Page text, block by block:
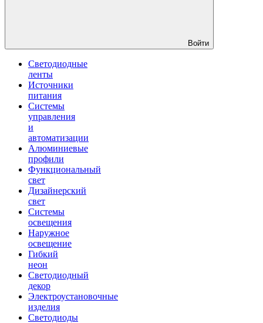
Войти
Светодиодные
ленты
Источники
питания
Системы
управления
и
автоматизации
Алюминиевые
профили
Функциональный
свет
Дизайнерский
свет
Системы
освещения
Наружное
освещение
Гибкий
неон
Светодиодный
декор
Электроустановочные
изделия
Светодиоды